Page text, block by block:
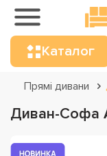
Каталог
Прямі дивани
Диван-Софа